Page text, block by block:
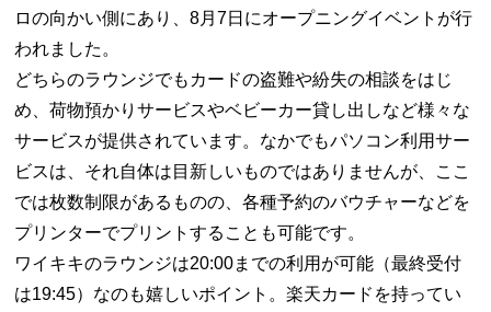
ロの向かい側にあり、8月7日にオープニングイベントが行
われました。
どちらのラウンジでもカードの盗難や紛失の相談をはじ
め、荷物預かりサービスやベビーカー貸し出しなど様々な
サービスが提供されています。なかでもパソコン利用サー
ビスは、それ自体は目新しいものではありませんが、ここ
では枚数制限があるものの、各種予約のバウチャーなどを
プリンターでプリントすることも可能です。
ワイキキのラウンジは20:00までの利用が可能（最終受付
は19:45）なのも嬉しいポイント。楽天カードを持ってい